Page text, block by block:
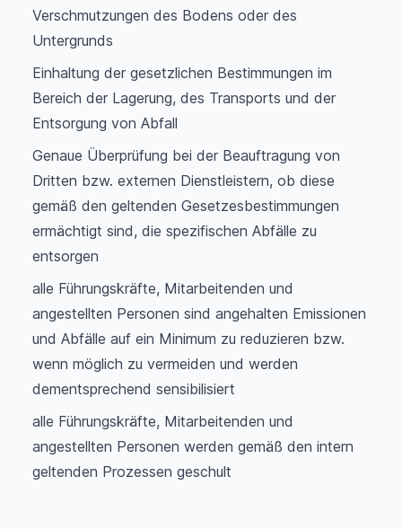
Verschmutzungen des Bodens oder des
Untergrunds
Einhaltung der gesetzlichen Bestimmungen im
Bereich der Lagerung, des Transports und der
Entsorgung von Abfall
Genaue Überprüfung bei der Beauftragung von
Dritten bzw. externen Dienstleistern, ob diese
gemäß den geltenden Gesetzesbestimmungen
ermächtigt sind, die spezifischen Abfälle zu
entsorgen
alle Führungskräfte, Mitarbeitenden und
angestellten Personen sind angehalten Emissionen
und Abfälle auf ein Minimum zu reduzieren bzw.
wenn möglich zu vermeiden und werden
dementsprechend sensibilisiert
alle Führungskräfte, Mitarbeitenden und
angestellten Personen werden gemäß den intern
geltenden Prozessen geschult